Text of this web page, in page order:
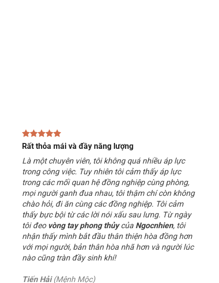
Rất thỏa mái và đầy năng lượng
Là một chuyên viên, tôi không quá nhiều áp lực
trong công việc. Tuy nhiên tôi cảm thấy áp lực
trong các mối quan hệ đồng nghiệp cùng phòng,
mọi người ganh đua nhau, tôi thậm chí còn không
chào hỏi, đi ăn cùng các đồng nghiệp. Tôi cảm
thấy bực bội từ các lời nói xấu sau lưng. Từ ngày
tôi đeo vòng tay phong thủycủa Ngocnhien, tôi
nhận thấy mình bắt đầu thân thiện hòa đồng hơn
với mọi người, bản thân hòa nhã hơn và người lúc
nào cũng tràn đầy sinh khí!
Tiến Hải(Mệnh Mộc)